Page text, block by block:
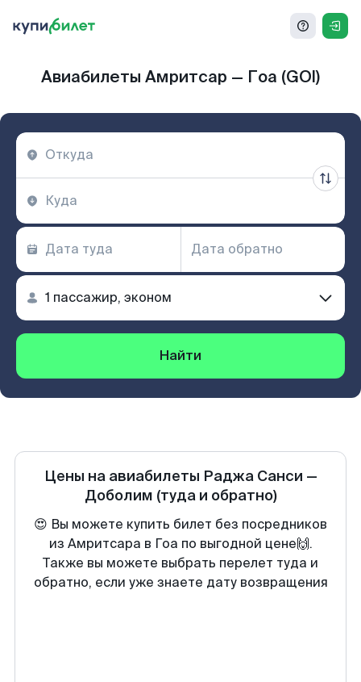
Авиабилеты Амритсар — Гоа (GOI)
Найти
Цены на авиабилеты Раджа Санси —
Доболим (туда и обратно)
😍 Вы можете купить билет без посредников
из Амритсара в Гоа по выгодной цене🙌.
Также вы можете выбрать перелет туда и
обратно, если уже знаете дату возвращения